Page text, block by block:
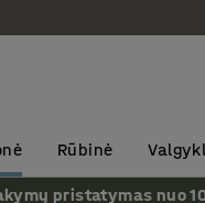
Rūbinė
pristatymas nuo